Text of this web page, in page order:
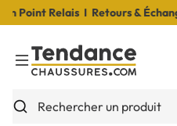
Point Relais I Retours &
Toggle Menu
Rechercher un produit